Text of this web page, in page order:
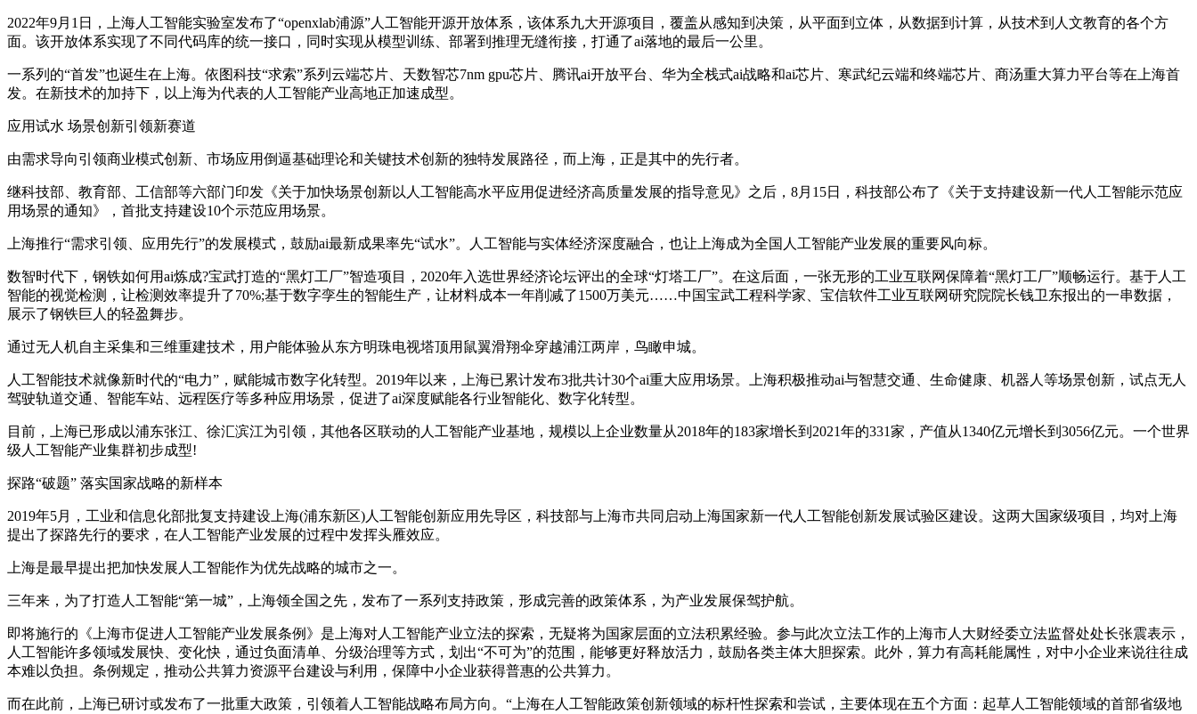
2022年9月1日，上海人工智能实验室发布了“openxlab浦源”人工智能开源开放体系，该体系九大开源项目，覆盖从感知到决策，从平面到立体，从数据到计算，从技术到人文教育的各个方
面。该开放体系实现了不同代码库的统一接口，同时实现从模型训练、部署到推理无缝衔接，打通了ai落地的最后一公里。
一系列的“首发”也诞生在上海。依图科技“求索”系列云端芯片、天数智芯7nm gpu芯片、腾讯ai开放平台、华为全栈式ai战略和ai芯片、寒武纪云端和终端芯片、商汤重大算力平台等在上海首
发。在新技术的加持下，以上海为代表的人工智能产业高地正加速成型。
应用试水 场景创新引领新赛道
由需求导向引领商业模式创新、市场应用倒逼基础理论和关键技术创新的独特发展路径，而上海，正是其中的先行者。
继科技部、教育部、工信部等六部门印发《关于加快场景创新以人工智能高水平应用促进经济高质量发展的指导意见》之后，8月15日，科技部公布了《关于支持建设新一代人工智能示范应
用场景的通知》，首批支持建设10个示范应用场景。
上海推行“需求引领、应用先行”的发展模式，鼓励ai最新成果率先“试水”。人工智能与实体经济深度融合，也让上海成为全国人工智能产业发展的重要风向标。
数智时代下，钢铁如何用ai炼成?宝武打造的“黑灯工厂”智造项目，2020年入选世界经济论坛评出的全球“灯塔工厂”。在这后面，一张无形的工业互联网保障着“黑灯工厂”顺畅运行。基于人工
智能的视觉检测，让检测效率提升了70%;基于数字孪生的智能生产，让材料成本一年削减了1500万美元……中国宝武工程科学家、宝信软件工业互联网研究院院长钱卫东报出的一串数据，
展示了钢铁巨人的轻盈舞步。
通过无人机自主采集和三维重建技术，用户能体验从东方明珠电视塔顶用鼠翼滑翔伞穿越浦江两岸，鸟瞰申城。
人工智能技术就像新时代的“电力”，赋能城市数字化转型。2019年以来，上海已累计发布3批共计30个ai重大应用场景。上海积极推动ai与智慧交通、生命健康、机器人等场景创新，试点无人
驾驶轨道交通、智能车站、远程医疗等多种应用场景，促进了ai深度赋能各行业智能化、数字化转型。
目前，上海已形成以浦东张江、徐汇滨江为引领，其他各区联动的人工智能产业基地，规模以上企业数量从2018年的183家增长到2021年的331家，产值从1340亿元增长到3056亿元。一个世界
级人工智能产业集群初步成型!
探路“破题” 落实国家战略的新样本
2019年5月，工业和信息化部批复支持建设上海(浦东新区)人工智能创新应用先导区，科技部与上海市共同启动上海国家新一代人工智能创新发展试验区建设。这两大国家级项目，均对上海
提出了探路先行的要求，在人工智能产业发展的过程中发挥头雁效应。
上海是最早提出把加快发展人工智能作为优先战略的城市之一。
三年来，为了打造人工智能“第一城”，上海领全国之先，发布了一系列支持政策，形成完善的政策体系，为产业发展保驾护航。
即将施行的《上海市促进人工智能产业发展条例》是上海对人工智能产业立法的探索，无疑将为国家层面的立法积累经验。参与此次立法工作的上海市人大财经委立法监督处处长张震表示，
人工智能许多领域发展快、变化快，通过负面清单、分级治理等方式，划出“不可为”的范围，能够更好释放活力，鼓励各类主体大胆探索。此外，算力有高耗能属性，对中小企业来说往往成
本难以负担。条例规定，推动公共算力资源平台建设与利用，保障中小企业获得普惠的公共算力。
而在此前，上海已研讨或发布了一批重大政策，引领着人工智能战略布局方向。“上海在人工智能政策创新领域的标杆性探索和尝试，主要体现在五个方面：起草人工智能领域的首部省级地